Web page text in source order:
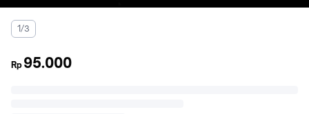
1/3
Rp 95.000